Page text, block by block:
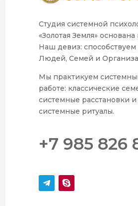
Студия системной
«Золотая Земля» основана
Наш девиз:
Людей, Семей и
Мы практикуем
работе: классические
системные расстановки
системные ритуалы.
+7 985 826